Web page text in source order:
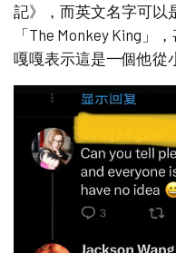
記》，而英文名字可
「The Monkey King」
嘎嘎表示這是一個他從